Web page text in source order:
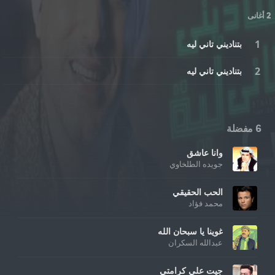
2 أغانى
بتناديني تاني ليه
بتناديني تاني ليه
6 مفضلة
وانا عاشق
جويده الطلخاوي
الحب الحقيقي
محمد فؤاد
غوينا يا سبحان الله
عبدالله السكران
جيت علي كرامتي